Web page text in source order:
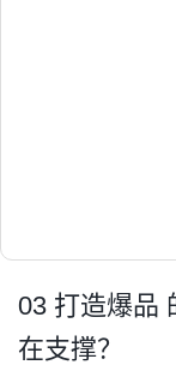
03 打造爆品
在支撑？